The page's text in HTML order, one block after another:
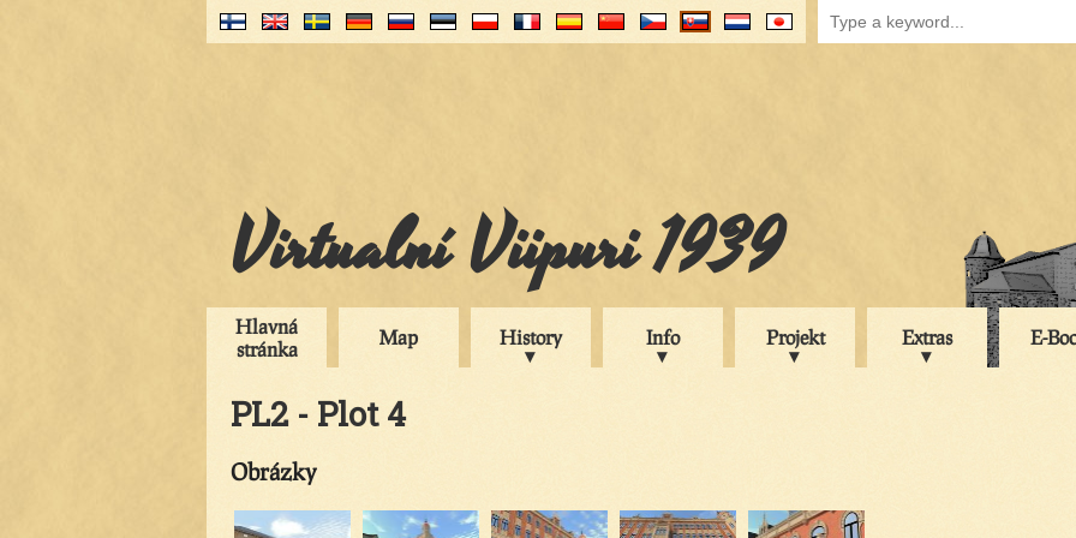
Virtualní Viipuri 1939
Hlavná
stránka
Map History Info Projekt Extras E-
PL2 - Plot 4
Obrázky